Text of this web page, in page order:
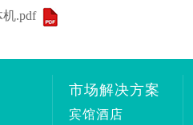
.pdf
市场解决方案
宾馆酒店